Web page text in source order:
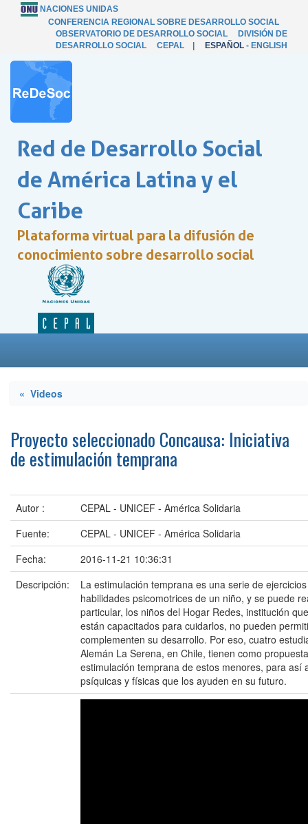
NACIONES UNIDAS
CONFERENCIA REGIONAL SOBRE DESARROLLO SOCIAL
OBSERVATORIO DE DESARROLLO SOCIAL
DIVISIÓN DE
DESARROLLO SOCIAL
CEPAL ESPAÑOL - ENGLISH
Red de Desarrollo Social
de América Latina y el
Caribe
Plataforma virtual para la difusión de
conocimiento sobre desarrollo social
« Videos
Proyecto seleccionado Concausa: Iniciativa
de estimulación temprana
Autor :
CEPAL - UNICEF - América Solidaria
Fuente:
CEPAL - UNICEF - América Solidaria
Fecha:
2016-11-21 10:36:31
Descripción:
La estimulación temprana es una serie de
habilidades psicomotrices de un niño, y se puede
particular, los niños del Hogar Redes, institución
están capacitados para cuidarlos, no pueden
complementen su desarrollo. Por eso, cuatro
Alemán La Serena, en Chile, tienen como
estimulación temprana de estos menores, para así
psíquicas y físicas que los ayuden en su futuro.